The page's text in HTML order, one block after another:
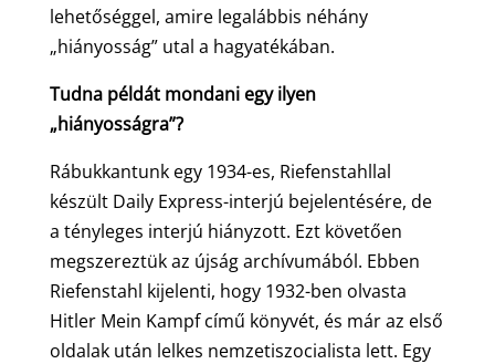
lehetőséggel, amire legalábbis néhány
„hiányosság” utal a hagyatékában.
Tudna példát mondani egy ilyen
„hiányosságra”?
Rábukkantunk egy 1934-es, Riefenstahllal
készült Daily Express-interjú bejelentésére, de
a tényleges interjú hiányzott. Ezt követően
megszereztük az újság archívumából. Ebben
Riefenstahl kijelenti, hogy 1932-ben olvasta
Hitler Mein Kampf című könyvét, és már az első
oldalak után lelkes nemzetiszocialista lett. Egy